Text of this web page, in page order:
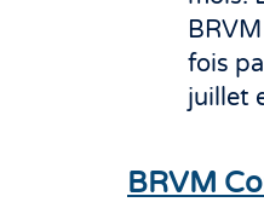
fois
juillet
BRVM